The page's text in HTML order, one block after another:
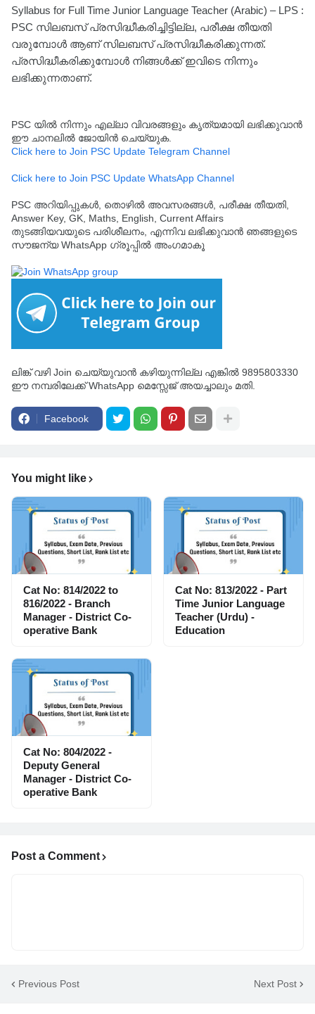
Syllabus for Full Time Junior Language Teacher (Arabic) – LPS :
PSC സിലബസ് പ്രസിദ്ധീകരിച്ചിട്ടില്ല, പരീക്ഷ തീയതി
വരുമ്പോൾ ആണ് സിലബസ് പ്രസിദ്ധീകരിക്കുന്നത്.
പ്രസിദ്ധീകരിക്കുമ്പോൾ നിങ്ങൾക്ക് ഇവിടെ നിന്നും
ലഭിക്കുന്നതാണ്.
PSC യിൽ നിന്നും എല്ലാ വിവരങ്ങളും കൃത്യമായി ലഭിക്കുവാൻ
ഈ ചാനലിൽ ജോയിൻ ചെയ്യുക.
Click here to Join PSC Update Telegram Channel
Click here to Join PSC Update WhatsApp Channel
PSC അറിയിപ്പുകൾ, തൊഴിൽ അവസരങ്ങൾ, പരീക്ഷ തീയതി,
Answer Key, GK, Maths, English, Current Affairs
തുടങ്ങിയവയുടെ പരിശീലനം, എന്നിവ ലഭിക്കുവാൻ ഞങ്ങളുടെ
സൗജന്യ WhatsApp ഗ്രൂപ്പിൽ അംഗമാകൂ
ലിങ്ക് വഴി Join ചെയ്യുവാൻ കഴിയുന്നില്ല എങ്കിൽ 9895803330
ഈ നമ്പരിലേക്ക് WhatsApp മെസ്സേജ് അയച്ചാലും മതി.
Facebook
You might like
Cat No: 814/2022 to
816/2022 - Branch
Manager - District Co-
operative Bank
Cat No: 813/2022 - Part
Time Junior Language
Teacher (Urdu) -
Education
Cat No: 804/2022 -
Deputy General
Manager - District Co-
operative Bank
Post a Comment
Previous Post Next Post